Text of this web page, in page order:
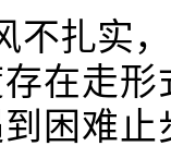
不扎实
在走
困难